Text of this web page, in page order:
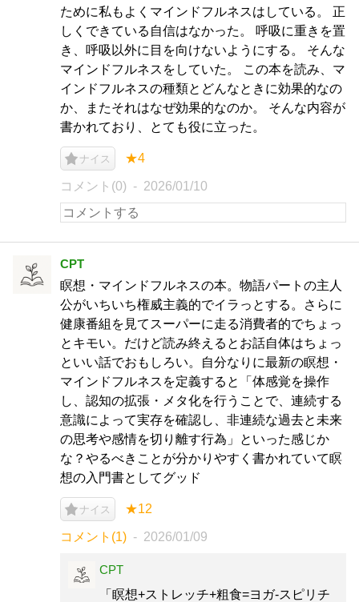
ために私もよくマインドフルネスはしている。 正
しくできている自信はなかった。 呼吸に重きを置
き、呼吸以外に目を向けないようにする。 そんな
マインドフルネスをしていた。 この本を読み、マ
インドフルネスの種類とどんなときに効果的なの
か、またそれはなぜ効果的なのか。 そんな内容が
書かれており、とても役に立った。
ナイス ★4
コメント(0) 2026/01/10
CPT
瞑想・マインドフルネスの本。物語パートの主人
公がいちいち権威主義的でイラっとする。さらに
健康番組を見てスーパーに走る消費者的でちょっ
とキモい。だけど読み終えるとお話自体はちょっ
といい話でおもしろい。自分なりに最新の瞑想・
マインドフルネスを定義すると「体感覚を操作
し、認知の拡張・メタ化を行うことで、連続する
意識によって実存を確認し、非連続な過去と未来
の思考や感情を切り離す行為」といった感じか
な？やるべきことが分かりやすく書かれていて瞑
想の入門書としてグッド
ナイス ★12
コメント(1) 2026/01/09
CPT
「瞑想+ストレッチ+粗食=ヨガ-スピリチ